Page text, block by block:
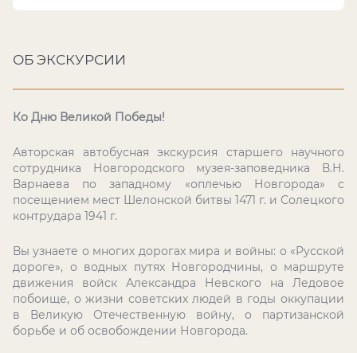
ОБ ЭКСКУРСИИ
Ко Дню Великой Победы!
Авторская автобусная экскурсия старшего научного
сотрудника Новгородского музея-заповедника В.Н.
Варнаева по западному «оплечью Новгорода» с
посещением мест Шелонской битвы 1471 г. и Солецкого
контрудара 1941 г.
Вы узнаете о многих дорогах мира и войны: о «Русской
дороге», о водных путях Новгородчины, о маршруте
движения войск Александра Невского на Ледовое
побоище, о жизни советских людей в годы оккупации
в Великую Отечественную войну, о партизанской
борьбе и об освобождении Новгорода.